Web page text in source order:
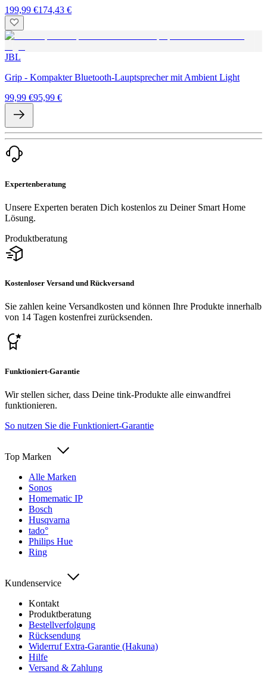
199,99 €174,43 €
JBL
Grip - Kompakter Bluetooth-Lauptsprecher mit Ambient Light
99,99 €95,99 €
Expertenberatung
Unsere Experten beraten Dich kostenlos zu Deiner Smart Home
Lösung.
Produktberatung
Kostenloser Versand und Rückversand
Sie zahlen keine Versandkosten und können Ihre Produkte innerhalb
von 14 Tagen kostenfrei zurücksenden.
Funktioniert-Garantie
Wir stellen sicher, dass Deine tink-Produkte alle einwandfrei
funktionieren.
So nutzen Sie die Funktioniert-Garantie
Top Marken
Alle Marken
Sonos
Homematic IP
Bosch
Husqvarna
tado°
Philips Hue
Ring
Kundenservice
Kontakt
Produktberatung
Bestellverfolgung
Rücksendung
Widerruf Extra-Garantie (Hakuna)
Hilfe
Versand & Zahlung